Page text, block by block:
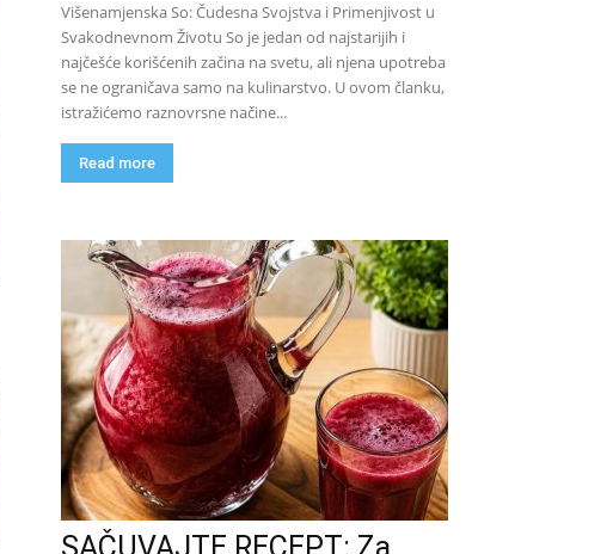
Višenamjenska So: Čudesna Svojstva i Primenjivost u
Svakodnevnom Životu So je jedan od najstarijih i
najčešće korišćenih začina na svetu, ali njena upotreba
se ne ograničava samo na kulinarstvo. U ovom članku,
istražićemo raznovrsne načine...
Read more